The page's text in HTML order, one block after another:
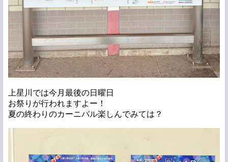
上星川では今月最後の日曜日
お祭りが行われますよー！
夏の終わりのカーニバル楽しんでみては？